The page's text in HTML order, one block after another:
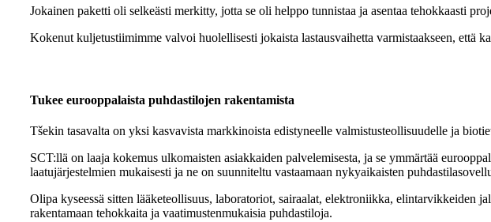
Jokainen paketti oli selkeästi merkitty, jotta se oli helppo tunnistaa ja asentaa tehokkaasti
Kokenut kuljetustiimimme valvoi huolellisesti jokaista lastausvaihetta varmistaakseen, että
Tukee eurooppalaista puhdastilojen rakentamista
Tšekin tasavalta on yksi kasvavista markkinoista edistyneelle valmistusteollisuudelle ja
SCT:llä on laaja kokemus ulkomaisten asiakkaiden palvelemisesta, ja se ymmärtää
laatujärjestelmien mukaisesti ja ne on suunniteltu vastaamaan nykyaikaisten
Olipa kyseessä sitten lääketeollisuus, laboratoriot, sairaalat, elektroniikka, elintarvikkeiden
rakentamaan tehokkaita ja vaatimustenmukaisia ​​puhdastiloja.